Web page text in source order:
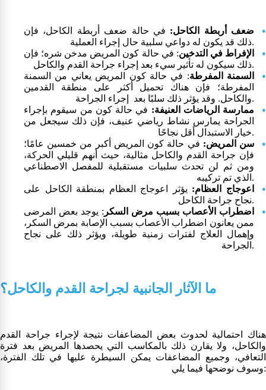
ضعف أربطة الكاحل: في حالة ضعف أربطة الكاحل، فإن
ذلك قد يكون له دواعي سلبية حال إجراء العملية.
الإفراط في التدخين: في حالة كون المريض مدخن شره؛ فإن
ذلك سيكون له تأثير سيء بعد إجراء جراحة القدم والكاحل.
السمنة المفرطة: في حالة كون المريض يعاني من السمنة
المفرطة؛ فإن هناك تحميل أكثر على منطقة القدمين
والكاحل. وقد يؤثر ذلك سلبًا بعد إجراء الجراحة.
ممارسة الرياضات العنيفة: في حالة كون من سيقوم بإجراء
الجراحة يمارس نشاط رياضي عنيف، فإن ذلك سيجعل من
خيار الاستبدال أقل نجاحًا.
سن المريض: في حالة كون المريض أكبر من خمسين عامًا؛
فإن جراحة القدم والكاحل مثالية، حيث أنهم قليلي الحركة،
ومن ثم لن تحدث سلبيات مستقبلية للمفصل الاصطناعي
الذي تم تركيبه.
اعوجاج العظام: يؤثر اعوجاج العظام بمنطقة الكاحل على
نجاح جراحة الكاحل.
اضطراب الأعصاب بسبب مرض السكر : يوجد بعض المرضى
ممن يعانون اضطراب الأعصاب بسبب الإصابة بمرض السكر،
وإهمال العلاج لفترات زمنية طويلة، ويؤثر ذلك على نجاح
الجراحة.
ما الآثار الجانبية لجراحة القدم والكاحل؟
هناك احتمالية لحدوث بعض المضاعفات نتيجة لإجراء جراحة القدم
والكاحل، ولا يقارن ذلك بالمكاسب التي يحصدها المريض بعد فترة
التعافي، وجميع المضاعفات يمكن السيطرة عليها في تلك الفترة،
وسوف نوضحها فيما يلي: